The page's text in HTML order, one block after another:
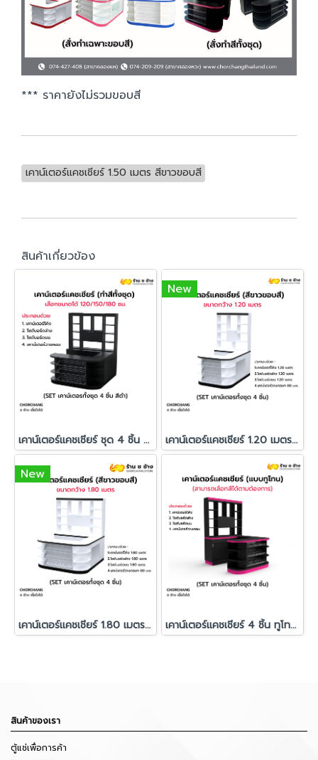
*** ราคายังไม่รวมขอบสี
เคาน์เตอร์แคชเชียร์ 1.50 เมตร สีขาวขอบสี
สินค้าเกี่ยวข้อง
เคาน์เตอร์แคชเชียร์ ชุด 4 ชิ้น ทำสีทั้งชุด สั่งผลิตพิเศษ
New
เคาน์เตอร์แคชเชียร์ 1.20 เมตร สีขาวขอบสี
New
เคาน์เตอร์แคชเชียร์ 1.80 เมตร สีขาวขอบสี เคาน์เตอร์แคชเชียร์ 4 ชิ้น ทูโทน สั่งผลิตพิเศษ
สินค้าของเรา
ตู้แช่เพื่อการค้า